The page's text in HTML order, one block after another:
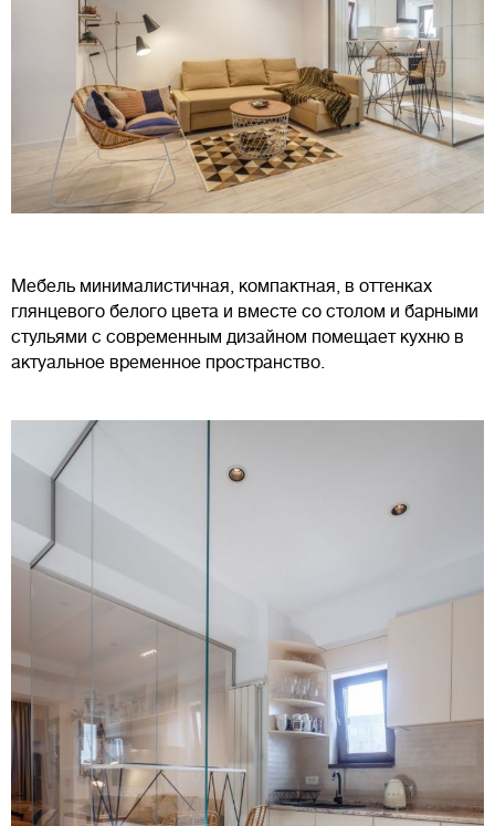
Мебель минималистичная, компактная, в оттенках
глянцевого белого цвета и вместе со столом и барными
стульями с современным дизайном помещает кухню в
актуальное временное пространство.